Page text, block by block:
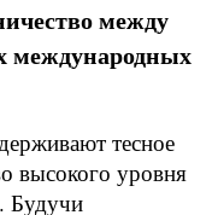
между
международных
тесное
высокого уровня
Будучи